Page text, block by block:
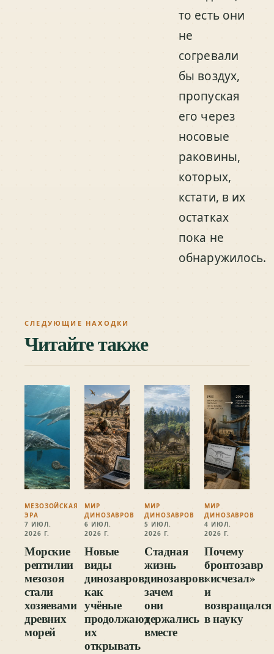
то есть они
не
согревали
бы воздух,
пропуская
его через
носовые
раковины,
которых,
кстати, в их
остатках
пока не
обнаружилось.
СЛЕДУЮЩИЕ НАХОДКИ
Читайте также
МЕЗОЗОЙСКАЯ
ЭРА
7 ИЮЛ.
2026 Г.
Морские
рептилии
мезозоя
стали
хозяевами
древних
морей
МИР
ДИНОЗАВРОВ
6 ИЮЛ.
2026 Г.
Новые
виды
динозавров:
как
учёные
продолжают
их
открывать
МИР
ДИНОЗАВРОВ
5 ИЮЛ.
2026 Г.
Стадная
жизнь
динозавров:
зачем
они
держались
вместе
МИР
ДИНОЗАВРОВ
4 ИЮЛ.
2026 Г.
Почему
бронтозавр
«исчезал»
и
возвращался
в науку